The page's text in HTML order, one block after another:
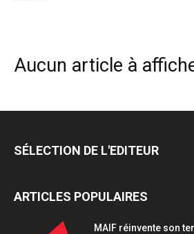
Aucun article à
SÉLECTION DE L'EDITEUR
ARTICLES POPULAIRES
MAIF réinvente son